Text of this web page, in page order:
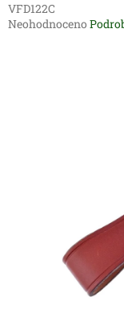
VFD122C
Průměrné
Neohodnoceno